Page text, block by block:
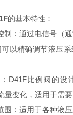
的基本特性：
通过电信号（通
以精确调节液压
比例阀的设
量变化，适用于需要
：适用于各种液压